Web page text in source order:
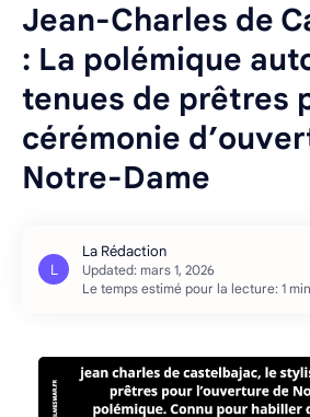
Jean-Charles de
: La polémique
tenues de prêtres
cérémonie
Notre-Dame
Le temps estimé pour la lecture: 1 min